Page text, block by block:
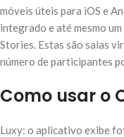
móveis úteis para iOS e
integrado e até mesmo
Stories. Estas são salas
número de participantes
Como usar o
Luxy: o aplicativo exibe